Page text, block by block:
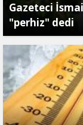
Gazeteci
"perhiz" dedi